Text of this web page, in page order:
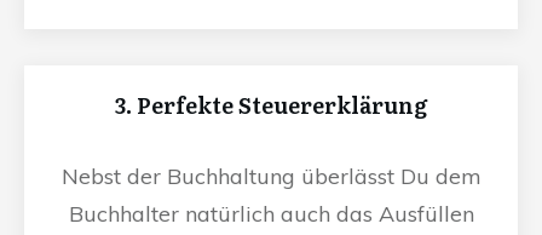
3. Perfekte Steuererklärung
Nebst der Buchhaltung überlässt Du dem
Buchhalter natürlich auch das Ausfüllen